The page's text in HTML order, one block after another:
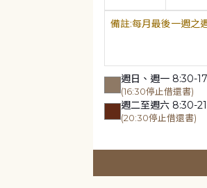
每月最後一週之
週日、週一 8:30-
(16:30停止借還書)
週二至週六 8:30-
(20:30停止借還書)